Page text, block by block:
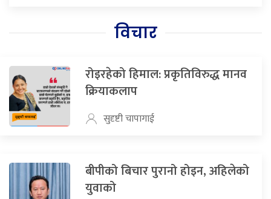
विचार
रोइरहेको हिमाल: प्रकृतिविरुद्ध मानव
क्रियाकलाप
सुदृष्टी चापागाई
बीपीको बिचार पुरानो होइन, अहिलेको
युवाको